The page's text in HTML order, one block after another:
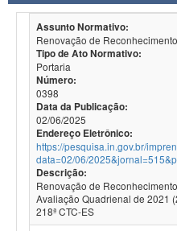
Assunto Normativo:
Renovação de Reconhecimento
Tipo de Ato Normativo:
Portaria
Número:
0398
Data da Publicação:
02/06/2025
Endereço Eletrônico:
https://pesquisa.in.gov.br/
data=02/06/
Descrição:
Renovação de
Avaliação Quadrienal de 2021
218ª CTC-ES